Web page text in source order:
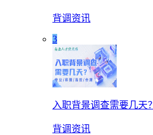
背调资讯
3
入职背景调查需要几天？
背调资讯